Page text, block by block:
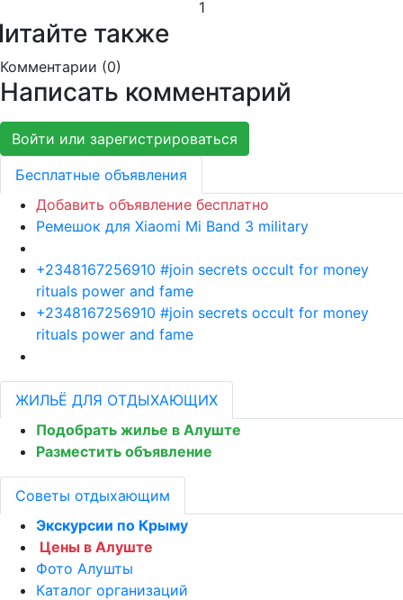
1
также
Комментарии (0)
Написать комментарий
Войти или зарегистрироваться
Бесплатные объявления
Добавить объявление бесплатно
Ремешок для Xiaomi Mi Band 3 military
+2348167256910 #join secrets occult for money
rituals power and fame
+2348167256910 #join secrets occult for money
rituals power and fame
ЖИЛЬЁ ДЛЯ ОТДЫХАЮЩИХ
Подобрать жилье в Алуште
Разместить объявление
Советы отдыхающим
Экскурсии по Крыму
Цены в Алуште
Фото Алушты
Каталог организаций